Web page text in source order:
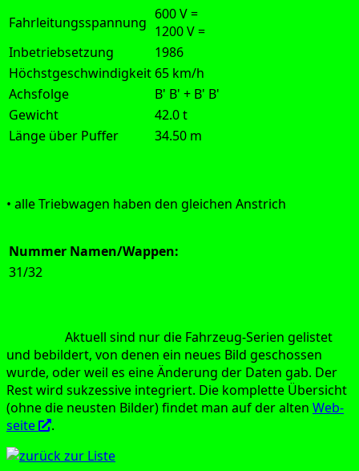
Fahrleitungsspannung 600 V =
1200 V =
Inbetriebsetzung
1986
Höchstgeschwindigkeit 65 km/h
Achsfolge
B' B' + B' B'
Gewicht
42.0 t
Länge über Puffer
34.50 m
• alle Trieb­wa­gen haben den glei­chen Anstrich
Nummer Namen/Wappen:
31/32
Aktu­ell sind nur die Fahr­zeug-Seri­en gelis­tet
und bebil­dert, von denen ein neu­es Bild geschos­sen
wur­de, oder weil es eine Ände­rung der Daten gab. Der
Rest wird suk­zes­si­ve inte­griert. Die kom­plet­te Über­sicht
(ohne die neus­ten Bil­der) fin­det man auf der alten Web­
sei­te
.